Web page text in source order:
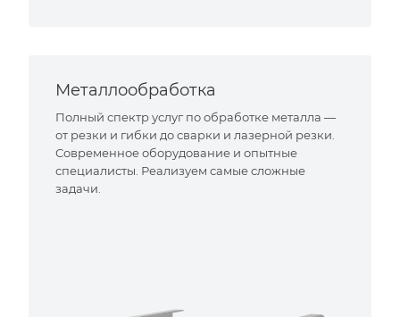
Металлообработка
Полный спектр услуг по обработке металла —
от резки и гибки до сварки и лазерной резки.
Современное оборудование и опытные
специалисты. Реализуем самые сложные
задачи.